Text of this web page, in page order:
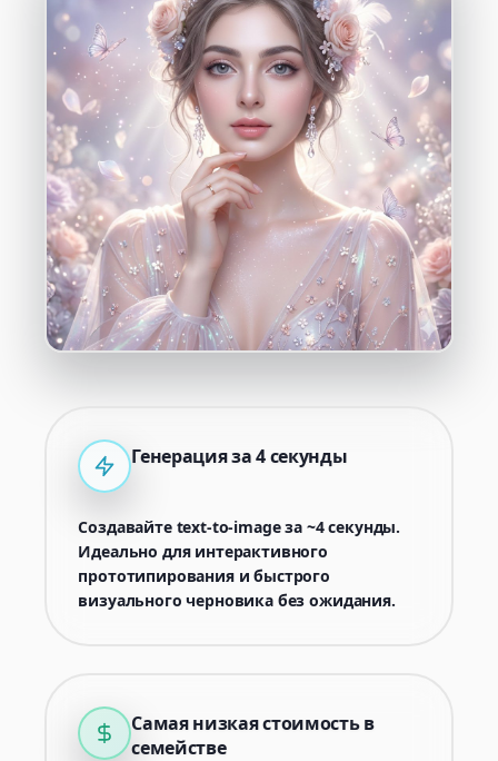
Генерация за 4 секунды
Создавайте text-to-image за ~4 секунды.
Идеально для интерактивного
прототипирования и быстрого
визуального черновика без ожидания.
Самая низкая стоимость в
семействе